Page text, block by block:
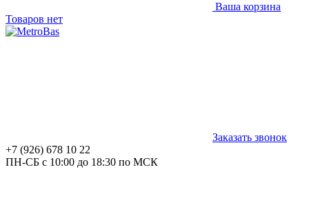
Ваша корзина
Товаров нет
Заказать звонок
+7 (926) 678 10 22
ПН-СБ с 10:00 до 18:30 по МСК